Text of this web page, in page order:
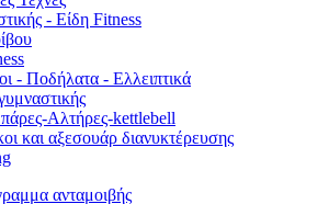
- Είδη Fitness
- Ποδήλατα - Ελλειπτικά
Αλτήρες-kettlebell
και αξεσουάρ διανυκτέρευσης